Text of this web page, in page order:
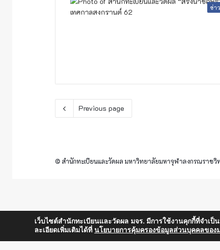
ข่า
Previous page
© สำนักทะเบียนและวัดผล มหาวิทยาลัยมหาจุฬาลงกรณราชวิ
เว็บไซต์สำนักทะเบียนและวัดผล มจร. มีการใช้งานคุกกี้ที่จำเ
ละเอียดเพิ่มเติมได้ที่ นโยบายการคุ้มครองข้อมูลส่วนบุคคลของ